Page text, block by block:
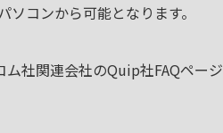
コンから可能となります。
社関連会社のQuip社FAQページ